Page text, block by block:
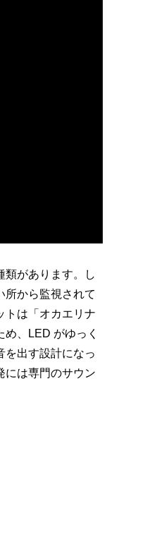
類があります。し
所から監視されて
トは「オカエリナ
、LED がゆっく
を出す設計になっ
には専門のサウン